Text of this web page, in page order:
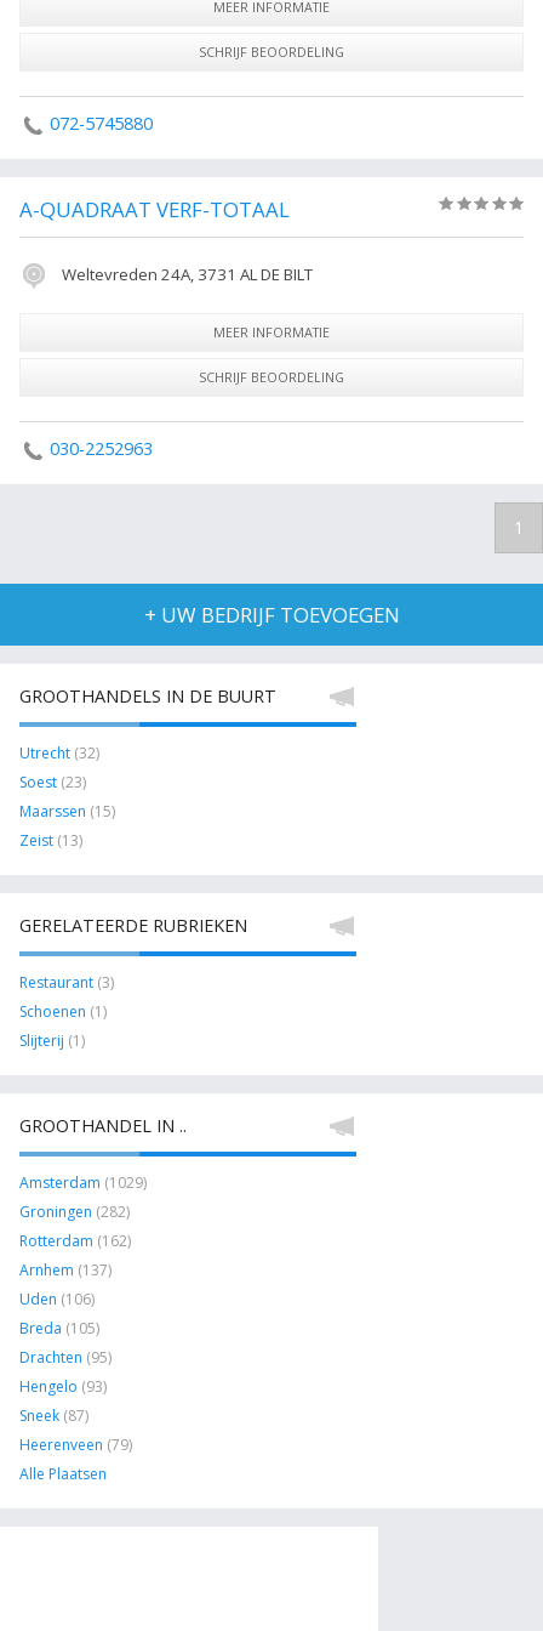
MEER INFORMATIE
SCHRIJF BEOORDELING
072-5745880
A-QUADRAAT VERF-TOTAAL
Weltevreden 24A, 3731 AL DE BILT
MEER INFORMATIE
SCHRIJF BEOORDELING
030-2252963
1
+ UW BEDRIJF TOEVOEGEN
GROOTHANDELS IN DE BUURT
Utrecht (32)
Soest (23)
Maarssen (15)
Zeist (13)
GERELATEERDE RUBRIEKEN
Restaurant (3)
Schoenen (1)
Slijterij (1)
GROOTHANDEL IN ..
Amsterdam (1029)
Groningen (282)
Rotterdam (162)
Arnhem (137)
Uden (106)
Breda (105)
Drachten (95)
Hengelo (93)
Sneek (87)
Heerenveen (79)
Alle Plaatsen